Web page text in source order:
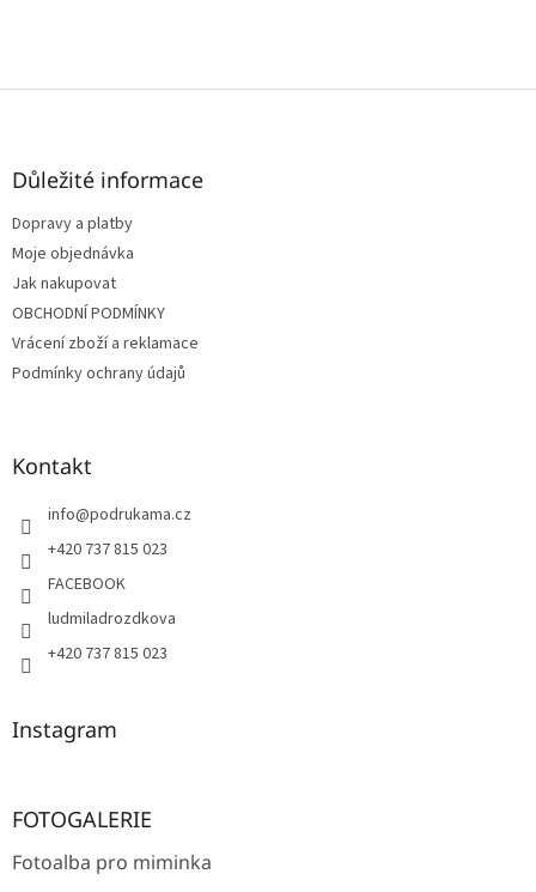
Z
Důležité informace
Dopravy a platby
Moje objednávka
Jak nakupovat
OBCHODNÍ PODMÍNKY
Vrácení zboží a reklamace
Podmínky ochrany údajů
Kontakt
info@podrukama.cz
+420 737 815 023
FACEBOOK
ludmiladrozdkova
+420 737 815 023
Instagram
FOTOGALERIE
Fotoalba pro miminka